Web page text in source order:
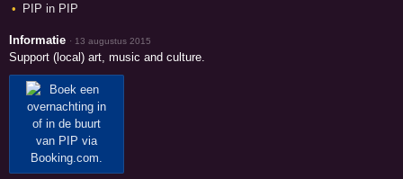
PIP in PIP
Informatie · 13 augustus 2015
Support (local) art, music and culture.